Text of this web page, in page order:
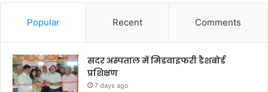
Popular Recent Comments
सदर अस्पताल में मिडवाइफरी डैशबोर्ड
प्रशिक्षण
7 days ago